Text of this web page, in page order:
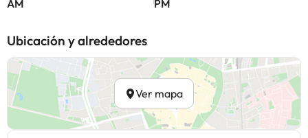
AM
PM
Ubicación y alrededores
Ver mapa